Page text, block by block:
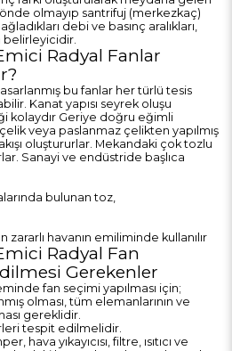
olmayıp santrifuj (merkezkaç)
debi ve basınç aralıkları,
belirleyicidir.
Radyal Fanlar
bu fanlar her türlü tesis
Kanat yapısı seyrek oluşu
kolaydır Geriye doğru eğimli
veya paslanmaz çelikten yapılmış
oluştururlar. Mekandaki çok tozlu
Sanayi ve endüstride başlıca
bulunan toz,
havanın emiliminde kullanılır
Radyal Fan
Gerekenler
fan seçimi yapılması için;
olması, tüm elemanlarının ve
gereklidir.
tespit edilmelidir.
hava yıkayıcısı, filtre, ısıtıcı ve